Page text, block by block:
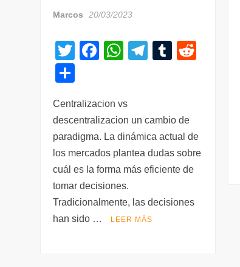
Marcos 20/03/2023
T
er
F
e
b
o
o
k
W
s
A
p
p
T
a
m
T
r
m
p
ar
tir
Centralizacion vs
descentralizacion un cambio de
paradigma. La dinámica actual de
los mercados plantea dudas sobre
cuál es la forma más eficiente de
tomar decisiones.
Tradicionalmente, las decisiones
han sido …
LEER MÁS